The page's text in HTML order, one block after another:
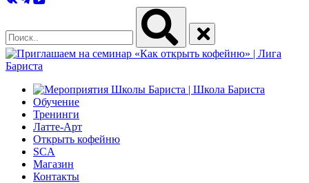
Обучение
Тренинги
Латте-Арт
Открыть кофейню
SCA
Магазин
Контакты